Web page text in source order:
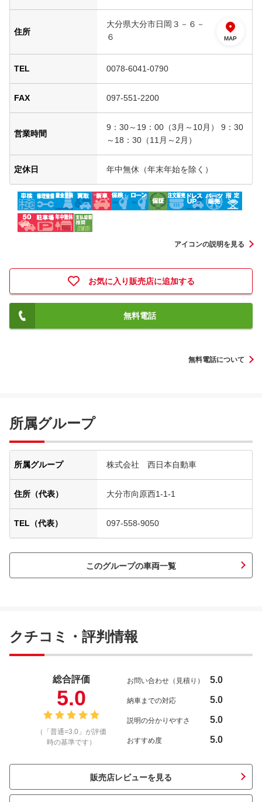
住所
大分県大分市日岡３－６－
６
MAP
TEL 0078-6041-0790
FAX 097-551-2200
営業時間
9：30～19：00（3月～10月） 9：30
～18：30（11月～2月）
定休日 年中無休（年末年始を除く）
アイコンの説明を見る
お気に入り販売店に追加する
無料電話
無料電話について
所属グループ
所属グループ 株式会社 西日本自動車
住所（代表） 大分市向原西1-1-1
TEL（代表） 097-558-9050
このグループの車両一覧
クチコミ・評判情報
総合評価
5.0
（「普通=3.0」が評価
時の基準です）
お問い合わせ（見積り） 5.0
納車までの対応 5.0
説明の分かりやすさ 5.0
おすすめ度 5.0
販売店レビューを見る